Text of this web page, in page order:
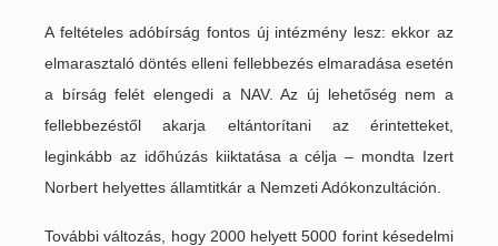
A feltételes adóbírság fontos új intézmény lesz: ekkor az
elmarasztaló döntés elleni fellebbezés elmaradása esetén
a bírság felét elengedi a NAV. Az új lehetőség nem a
fellebbezéstől akarja eltántorítani az érintetteket,
leginkább az időhúzás kiiktatása a célja – mondta Izert
Norbert helyettes államtitkár a Nemzeti Adókonzultáción.
További változás, hogy 2000 helyett 5000 forint késedelmi